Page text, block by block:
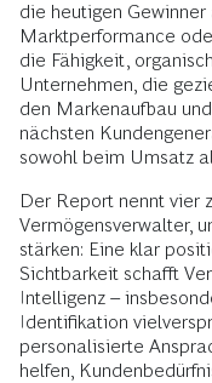
die heutigen
Marktperformance
die Fähigkeit,
Unternehmen, die
den Markenaufbau
nächsten
sowohl beim Umsatz
Der Report nennt vier
Vermögensverwalter,
stärken: Eine klar
Sichtbarkeit schafft
Intelligenz –
Identifikation
personalisierte
helfen,